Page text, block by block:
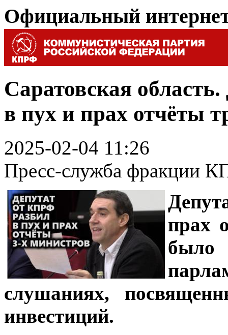
Официальный
Саратовская
в пух и прах отчёты
2025-02-04 11:26
Пресс-служба фракции
прах
было
слушаниях,
инвестиций.